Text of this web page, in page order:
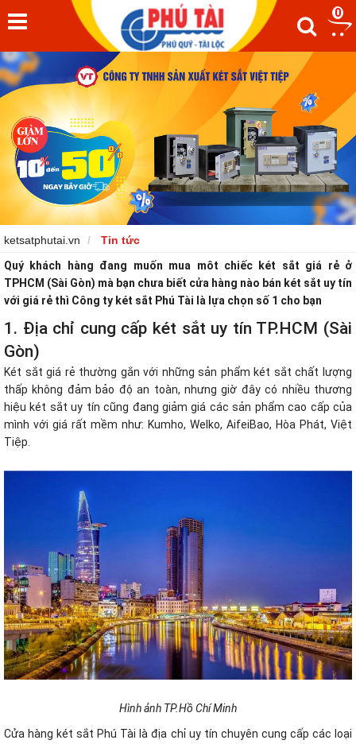
0
ketsatphutai.vn
Tin tức
Quý khách hàng đang muốn mua môt chiếc két sắt giá rẻ ở
TPHCM (Sài Gòn) mà bạn chưa biết cửa hàng nào bán két sắt uy tín
với giá rẻ thì Công ty két sắt Phú Tài là lựa chọn số 1 cho bạn
1. Địa chỉ cung cấp két sắt uy tín TP.HCM (Sài
Gòn)
Két sắt giá rẻ thường gắn với những sản phẩm két sắt chất lượng
thấp không đảm bảo độ an toàn, nhưng giờ đây có nhiều thương
hiệu két sắt uy tín cũng đang giảm giá các sản phẩm cao cấp của
mình với giá rất mềm như: Kumho, Welko, AifeiBao, Hòa Phát, Việt
Tiệp.
Hình ảnh TP.Hồ Chí Minh
Cửa hàng két sắt Phú Tài là địa chỉ uy tín chuyên cung cấp các loại